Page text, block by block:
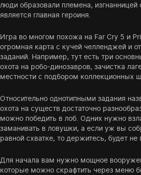
люди образовали племена, изгнанницей
является главная героиня.
Игра во многом похожа на Far Cry 5 и
огромная карта с кучей челленджей и
заданий. Например, тут есть три
охота на робо-динозавров, зачистка
местности с подбором коллекционных
Относительно однотипными задания
охота на существ достаточно
можно победить в лоб. Одних нужно
заманивать в ловушки, а если уж вы
равной схватке, то держитесь, будет не
Для начала вам нужно мощное
которые можно скрафтить через меню